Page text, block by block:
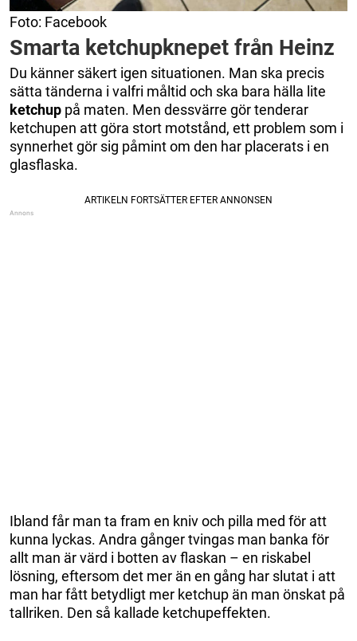
Foto: Facebook
Smarta ketchupknepet från Heinz
Du känner säkert igen situationen. Man ska precis
sätta tänderna i valfri måltid och ska bara hälla lite
ketchup på maten. Men dessvärre gör tenderar
ketchupen att göra stort motstånd, ett problem som i
synnerhet gör sig påmint om den har placerats i en
glasflaska.
Ibland får man ta fram en kniv och pilla med för att
kunna lyckas. Andra gånger tvingas man banka för
allt man är värd i botten av flaskan – en riskabel
lösning, eftersom det mer än en gång har slutat i att
man har fått betydligt mer ketchup än man önskat på
tallriken. Den så kallade ketchupeffekten.